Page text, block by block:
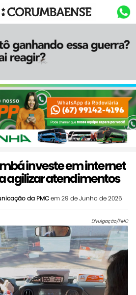
investe em internet
agilizar atendimentos
da PMCem 29 de Junho de 2026
Divulgação/PMC